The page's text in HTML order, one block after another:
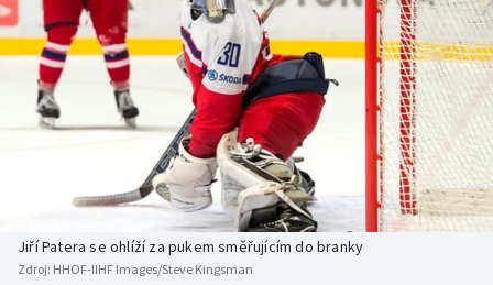
DALŠÍ SPORTY
Americký fotbal
Baseball a softbal
Basketbal
Biatlon
NEPŘEHLÉDNĚTE
Soutěže
Historické návraty
Aplikace ČT sport
Jiří Patera se ohlíží za pukem směřujícím do branky
Zdroj: HHOF-IIHF Images/Steve Kingsman